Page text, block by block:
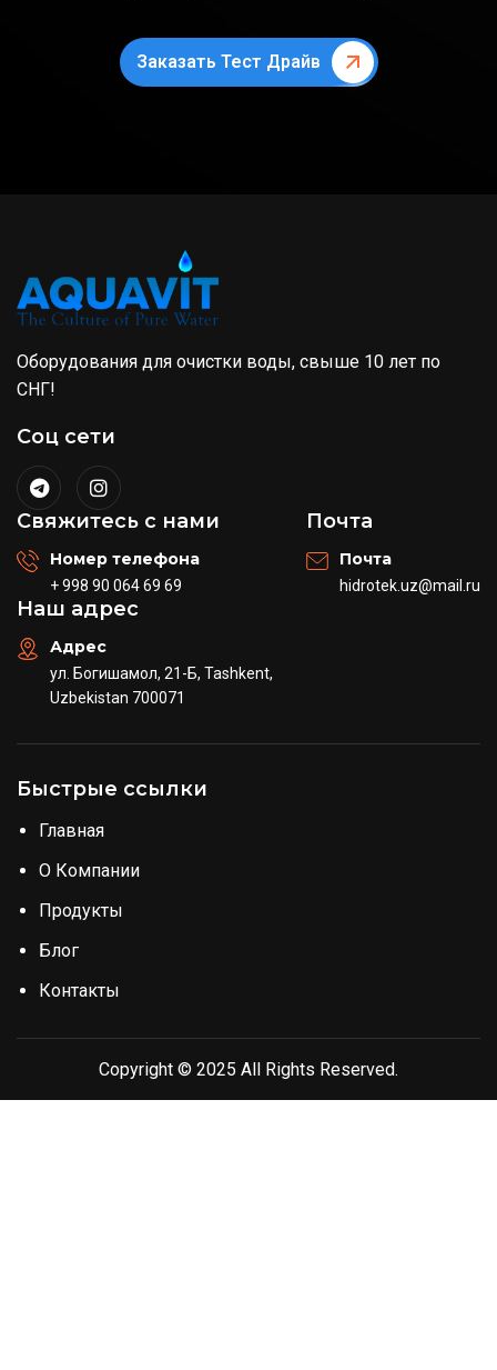
Заказать Тест Драйв
Оборудования для очистки воды, свыше 10 лет по
СНГ!
Соц сети
Свяжитесь с нами
Номер телефона
+ 998 90 064 69 69
Почта
Почта
hidrotek.uz@mail.ru
Наш адрес
Адрес
ул. Богишамол, 21-Б, Tashkent,
Uzbekistan 700071
Быстрые ссылки
Главная
О Компании
Продукты
Блог
Контакты
Copyright © 2025 All Rights Reserved.